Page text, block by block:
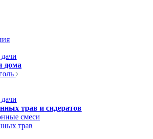
дома
трав и сидератов
смеси
трав